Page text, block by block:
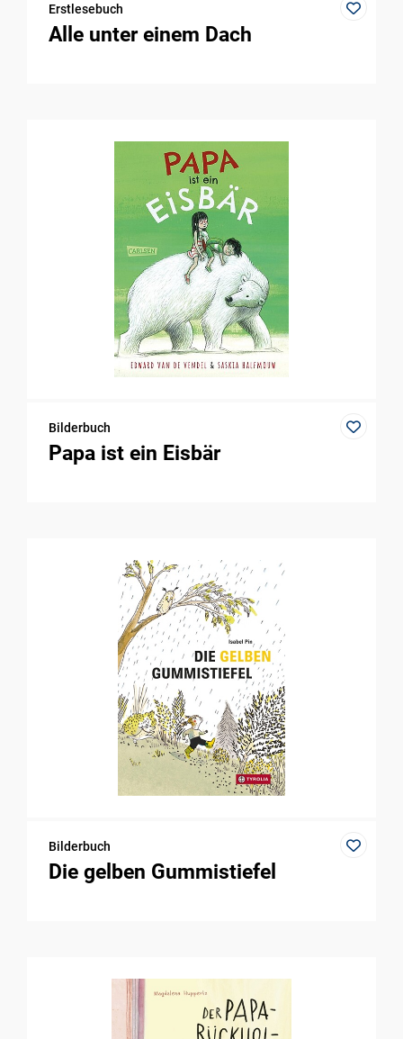
Erstlesebuch
Alle unter einem Dach
Bilderbuch
Papa ist ein Eisbär
Bilderbuch
Die gelben Gummistiefel